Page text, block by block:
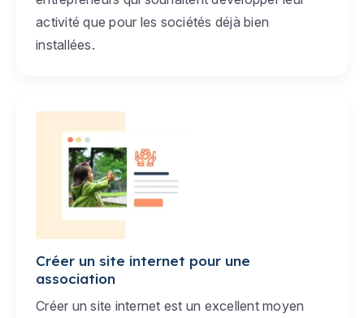
activité que pour les sociétés déjà bien
installées.
Créer un site internet pour une
association
Créer un site internet est un excellent moyen